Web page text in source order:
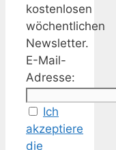
kostenlosen
wöchentlichen
Newsletter.
E-Mail-
Adresse:
Ich
akzeptiere
die